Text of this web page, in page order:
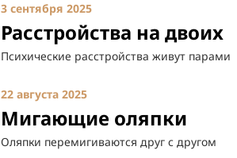
3 сентября 2025
Расстройства на двоих
Психические расстройства живут парами
22 августа 2025
Мигающие оляпки
Оляпки перемигиваются друг с другом